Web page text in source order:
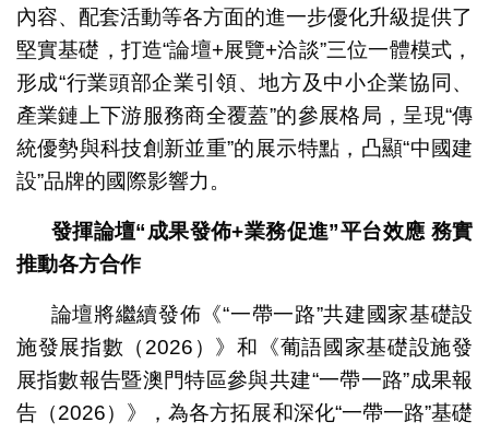
內容、配套活動等各方面的進一步優化升級提供了
堅實基礎，打造“論壇+展覽+洽談”三位一體模式，
形成“行業頭部企業引領、地方及中小企業協同、
產業鏈上下游服務商全覆蓋”的參展格局，呈現“傳
統優勢與科技創新並重”的展示特點，凸顯“中國建
設”品牌的國際影響力。
發揮論壇“成果發佈+業務促進”平台效應 務實
推動各方合作
論壇將繼續發佈《“一帶一路”共建國家基礎設
施發展指數（2026）》和《葡語國家基礎設施發
展指數報告暨澳門特區參與共建“一帶一路”成果報
告（2026）》，為各方拓展和深化“一帶一路”基礎